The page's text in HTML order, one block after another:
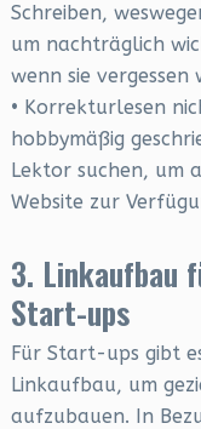
Schreiben,
um nachträglich
wenn sie vergessen
• Korrekturlesen
hobbymäßig
Lektor suchen, um
Website zur
3. Linkaufbau
Start-ups
Für Start-ups gibt
Linkaufbau, um
aufzubauen. In